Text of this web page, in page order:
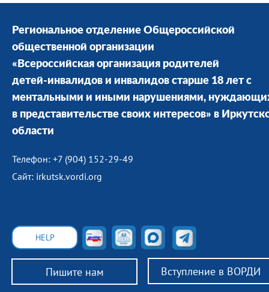
Региональное отделение Общероссийской
общественной организации
«Всероссийская организация родителей
детей-инвалидов и инвалидов старше 18 лет с
ментальными и иными нарушениями,
в представительстве своих интересов» в
области
Телефон: +7 (904) 152-29-49
Сайт: irkutsk.vordi.org
Пишите нам Вступление в ВОРДИ
HELP